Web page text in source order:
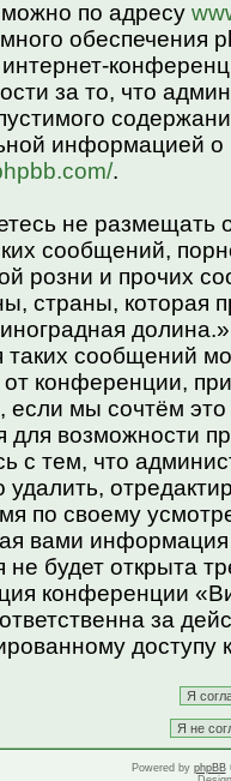
можно по адресу
обеспечения
за то, что
информацией
.
не размещать
сообщений,
розни и прочих
страны, которая
сообщений
конференции,
если мы сочтём
для возможности
с тем, что
удалить,
по своему
вами
будет открыта
конференции
за
доступу
Powered by phpBB